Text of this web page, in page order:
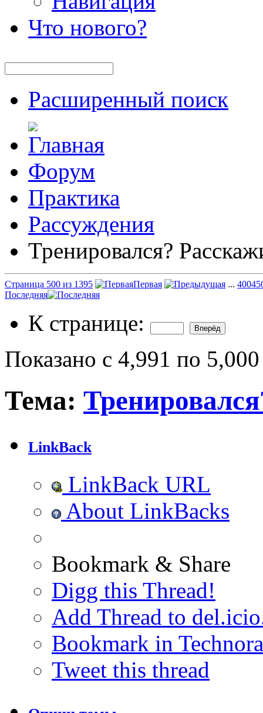
Что нового?
Расширенный поиск
Форум
Практика
Рассуждения
Тренировался?
Страница 500 из 1395 Первая ... 400
Последняя
К странице:
Показано с 4,991 по
Тема:
LinkBack
LinkBack URL
About LinkBacks
Bookmark & Share
Digg this Thread!
Add Thread to
Bookmark in
Tweet this thread